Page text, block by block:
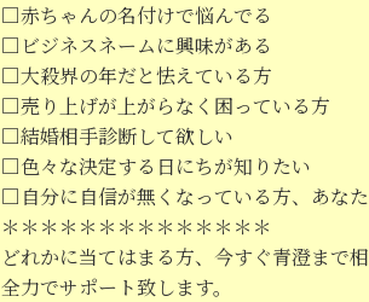
□赤ちゃんの名付けで悩んでる
□ビジネスネームに興味がある
□大殺界の年だと怯えている方
□売り上げが上がらなく困っている方
□結婚相手診断して欲しい
□色々な決定する日にちが知りたい
□自分に自信が無くなっている方、あな
＊＊＊＊＊＊＊＊＊＊＊＊＊＊
どれかに当てはまる方、今すぐ青澄まで
全力でサポート致します。